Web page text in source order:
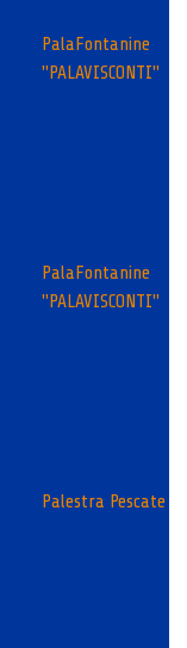
PalaFontanine
"PALAVISCONTI"
PalaFontanine
"PALAVISCONTI"
Palestra Pescate